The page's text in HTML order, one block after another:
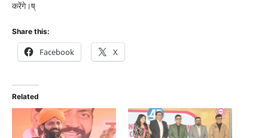
करेंगे।ष्
Share this:
Facebook X
Related